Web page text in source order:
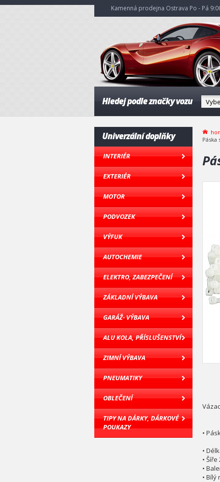
Kamenná prodejna Ostrava Po - Pá
Hledej podle značky vozu
Univerzální doplňky
INTERIÉR
EXTERIÉR
MOTOR
PODVOZEK
VÝFUK
AUTOCHEMIE
ELEKTRO, ZABEZPEČENÍ
ZÁKLADNÍ VÝBAVA
GARÁŽ- VÝBAVA
ALU KOLA, PŘÍSLUŠENSTVÍ
ZIMNÍ VÝBAVA
PNEUMATIKY
OBLEČENÍ
TIPY NA DÁRKY, DÁRKOVÉ
POUKAZY
Páska
•
•
• Šíře
•
•